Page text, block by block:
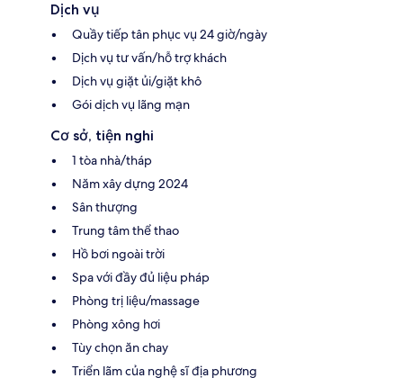
Dịch vụ
Quầy tiếp tân phục vụ 24 giờ/ngày
Dịch vụ tư vấn/hỗ trợ khách
Dịch vụ giặt ủi/giặt khô
Gói dịch vụ lãng mạn
Cơ sở, tiện nghi
1 tòa nhà/tháp
Năm xây dựng 2024
Sân thượng
Trung tâm thể thao
Hồ bơi ngoài trời
Spa với đầy đủ liệu pháp
Phòng trị liệu/massage
Phòng xông hơi
Tùy chọn ăn chay
Triển lãm của nghệ sĩ địa phương